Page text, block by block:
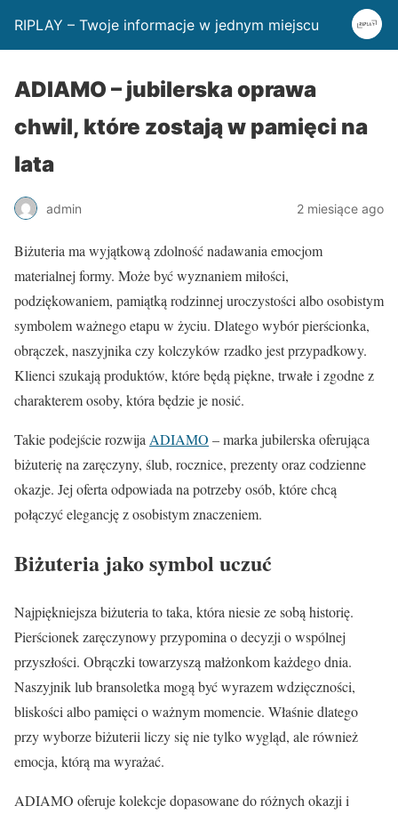
RIPLAY – Twoje informacje w jednym miejscu
ADIAMO – jubilerska oprawa
chwil, które zostają w pamięci na
lata
admin 2 miesiące ago
Biżuteria ma wyjątkową zdolność nadawania emocjom
materialnej formy. Może być wyznaniem miłości,
podziękowaniem, pamiątką rodzinnej uroczystości albo osobistym
symbolem ważnego etapu w życiu. Dlatego wybór pierścionka,
obrączek, naszyjnika czy kolczyków rzadko jest przypadkowy.
Klienci szukają produktów, które będą piękne, trwałe i zgodne z
charakterem osoby, która będzie je nosić.
Takie podejście rozwija ADIAMO – marka jubilerska oferująca
biżuterię na zaręczyny, ślub, rocznice, prezenty oraz codzienne
okazje. Jej oferta odpowiada na potrzeby osób, które chcą
połączyć elegancję z osobistym znaczeniem.
Biżuteria jako symbol uczuć
Najpiękniejsza biżuteria to taka, która niesie ze sobą historię.
Pierścionek zaręczynowy przypomina o decyzji o wspólnej
przyszłości. Obrączki towarzyszą małżonkom każdego dnia.
Naszyjnik lub bransoletka mogą być wyrazem wdzięczności,
bliskości albo pamięci o ważnym momencie. Właśnie dlatego
przy wyborze biżuterii liczy się nie tylko wygląd, ale również
emocja, którą ma wyrażać.
ADIAMO oferuje kolekcje dopasowane do różnych okazji i